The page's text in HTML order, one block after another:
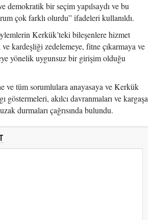
demokratik bir seçim yapılsaydı ve bu
çok farklı olurdu” ifadeleri kullanıldı.
Kerkük’teki bileşenlere hizmet
kardeşliği zedelemeye, fitne çıkarmaya ve
yönelik uygunsuz bir girişim olduğu
ve tüm sorumlulara anayasaya ve Kerkük
göstermeleri, akılcı davranmaları ve kargaşa
durmaları çağrısında bulundu.